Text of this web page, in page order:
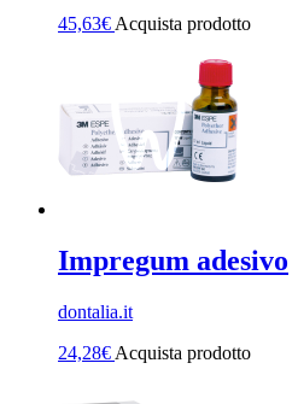
45,63€ Acquista prodotto
Impregum adesivo
dontalia.it
24,28€ Acquista prodotto